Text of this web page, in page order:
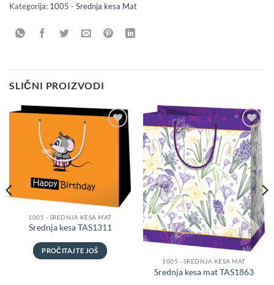
Kategorija: 1005 - Srednja kesa Mat
SLIČNI PROIZVODI
1005 - SREDNJA KESA MAT
Srednja kesa TAS1311
PROČITAJTE JOŠ
Dodaju
listu
želja
1005 - SREDNJA KESA MAT
Srednja kesa mat TAS1863